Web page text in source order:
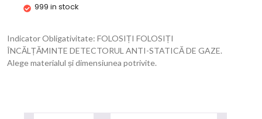
999 in stock
Indicator Obligativitate: FOLOSIȚI FOLOSIȚI
ÎNCĂLȚĂMINTE DETECTORUL ANTI-STATICĂ DE GAZE.
Alege materialul și dimensiunea potrivite.